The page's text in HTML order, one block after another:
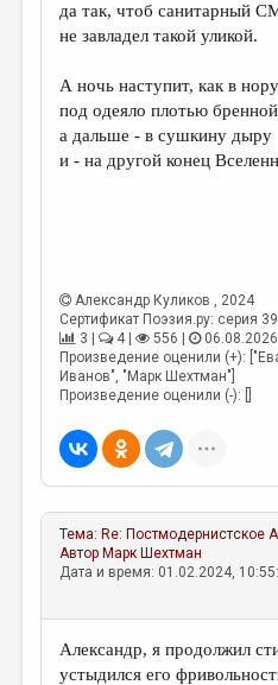
ОБЗОР ЛИТЕРАТУРЫ
ОБЪЯВЛЕНИЯ
КОЛОНКА РЕДАКТОРА
ЭССЕИСТИКА
ЛИТЕРАТУРОВЕДЕНИЕ
КУЛЬТУРОВЕДЕНИЕ
ПУБЛИЦИСТИКА
РЕЦЕНЗИРОВАНИЕ
ЦИКЛЫ ПУБЛИКАЦИЙ
ТРЕДИАКОВСКИЙ
ВКОНТАКТЕ
да так, чтоб санитарный
не завладел такой уликой.
А ночь наступит, как в
под одеяло плотью
а дальше - в сушкину дыру
и - на другой конец
Александр Куликов , 2024
Сертификат Поэзия.ру: серия
3 |
4 | 556 |
Произведение оценили (+):
Иванов", "Марк Шехтман"]
Произведение оценили (-): []
Тема: Re: Постмодернистское
Автор Марк Шехтман
Дата и время: 01.02.2024,
Александр, я продолжил
устыдился его